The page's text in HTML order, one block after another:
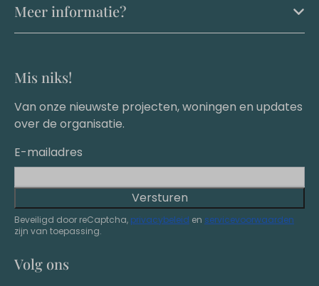
Meer informatie?
Mis niks!
Van onze nieuwste projecten, woningen en updates
over de organisatie.
E-mailadres
Versturen
Beveiligd door reCaptcha, privacybeleid en servicevoorwaarden
zijn van toepassing.
Volg ons